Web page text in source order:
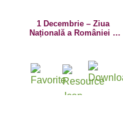
1 Decembrie – Ziua
Națională a României –